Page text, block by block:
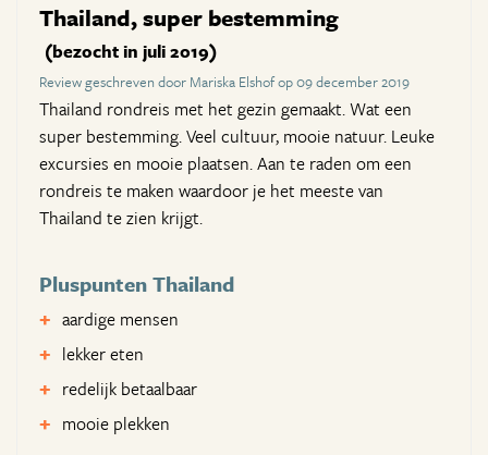
Thailand, super bestemming
(bezocht in juli 2019)
Review geschreven door Mariska Elshof op 09 december 2019
Thailand rondreis met het gezin gemaakt. Wat een
super bestemming. Veel cultuur, mooie natuur. Leuke
excursies en mooie plaatsen. Aan te raden om een
rondreis te maken waardoor je het meeste van
Thailand te zien krijgt.
Pluspunten Thailand
aardige mensen
lekker eten
redelijk betaalbaar
mooie plekken